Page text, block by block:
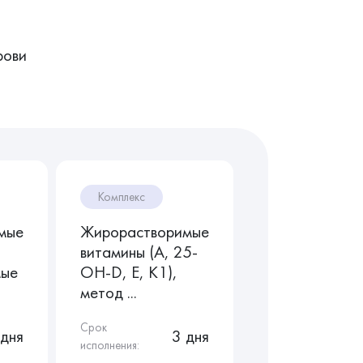
Комплекс
Жирорастворимые
витамины (A, 25-
OH-D, E, K1),
метод ...
Срок
исполнения:
3 дня